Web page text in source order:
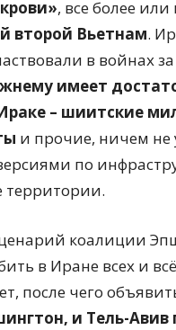
, все более
второй Вьетнам.
в войнах
имеет
– шиитские
и прочие, ничем не
по
коалиции
в Иране всех и
после чего
и Тель-Авив